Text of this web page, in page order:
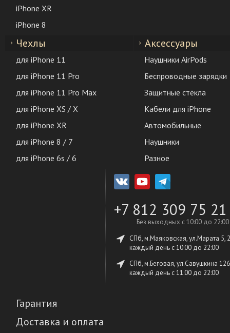
iPhone XR
iPhone 8
Чехлы
для iPhone 11
для iPhone 11 Pro
для iPhone 11 Pro Max
для iPhone XS / X
для iPhone XR
для iPhone 8 / 7
для iPhone 6s / 6
Аксессуары
Наушники AirPods
Беспроводные зарядки
Защитные стёкла
Кабели для iPhone
Автомобильные
Наушники
Разное
+7 812 309 75 21
Без выходных с 10:00 до 22:00
СПб, м.Маяковская, ул.Марата 5,
каждый день c 10:00 до 22:00
СПб, м.Беговая, ул.Савушкина
каждый день c 11:00 до 22:00
Гарантия
Доставка и оплата